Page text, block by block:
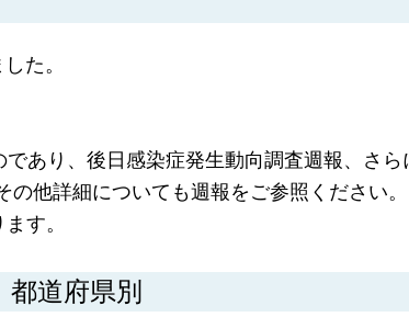
た。
あり、後日感染症発生動向調査週報、さ
他詳細についても週報をご参照ください。
す。
道府県別